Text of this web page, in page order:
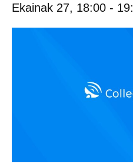
Ekainak 27, 18:00 -